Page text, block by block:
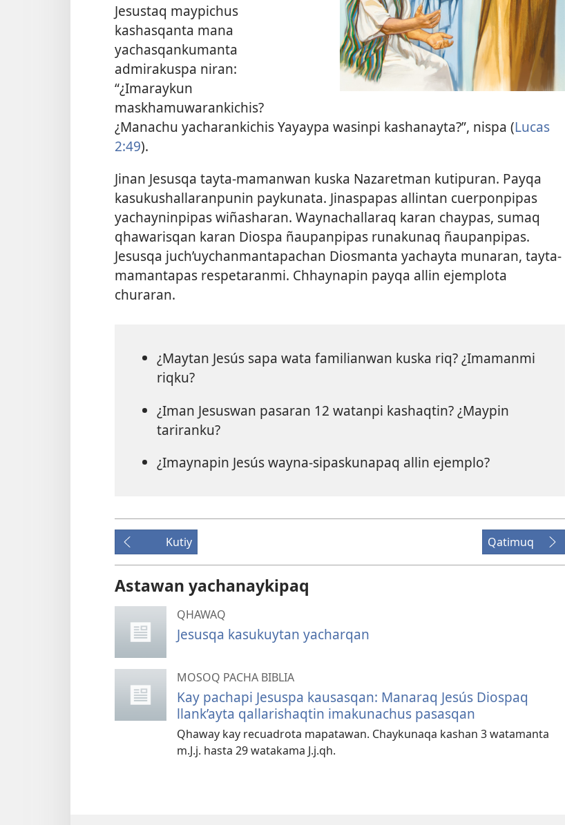
Jesustaq maypichus
kashasqanta mana
yachasqankumanta
admirakuspa niran:
“¿Imaraykun
maskhamuwarankichis?
¿Manachu yacharankichis Yayaypa wasinpi kashanayta?”, nispa (Lucas
2:49).
Jinan Jesusqa tayta-mamanwan kuska Nazaretman kutipuran. Payqa
kasukushallaranpunin paykunata. Jinaspapas allintan cuerponpipas
yachayninpipas wiñasharan. Waynachallaraq karan chaypas, sumaq
qhawarisqan karan Diospa ñaupanpipas runakunaq ñaupanpipas.
Jesusqa juch’uychanmantapachan Diosmanta yachayta munaran, tayta-
mamantapas respetaranmi. Chhaynapin payqa allin ejemplota
churaran.
¿Maytan Jesús sapa wata familianwan kuska riq? ¿Imamanmi
riqku?
¿Iman Jesuswan pasaran 12 watanpi kashaqtin? ¿Maypin
tariranku?
¿Imaynapin Jesús wayna-sipaskunapaq allin ejemplo?
Kutiy Qatimuq
Astawan yachanaykipaq
QHAWAQ
Jesusqa kasukuytan yacharqan
MOSOQ PACHA BIBLIA
Kay pachapi Jesuspa kausasqan: Manaraq Jesús Diospaq
llank’ayta qallarishaqtin imakunachus pasasqan
Qhaway kay recuadrota mapatawan. Chaykunaqa kashan 3 watamanta
m.J.j. hasta 29 watakama J.j.qh.